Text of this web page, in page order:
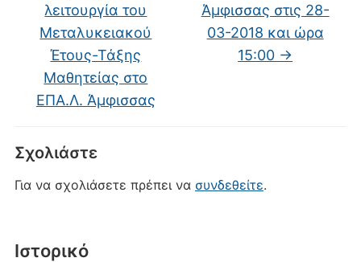
Ιστορικό
λειτουργία του
Μεταλυκειακού
Έτους-Τάξης
Μαθητείας στο
ΕΠΑ.Λ. Άμφισσας
Άμφισσας στις 28-
03-2018 και ώρα
15:00 →
Σχολιάστε
Για να σχολιάσετε πρέπει να συνδεθείτε.